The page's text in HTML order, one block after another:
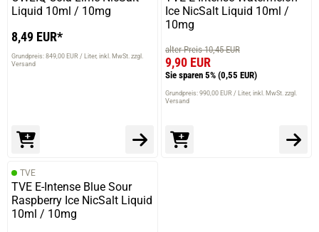
Liquid 10ml / 10mg
8,49 EUR*
Grundpreis: 849,00 EUR / Liter inkl. MwSt. zzgl.
Versand
Ice NicSalt Liquid 10ml /
10mg
alter Preis 10,45 EUR
9,90 EUR
Sie sparen 5% (0,55 EUR)
Grundpreis: 990,00 EUR / Liter inkl. MwSt. zzgl.
Versand
TVE
TVE E-Intense Blue Sour
Raspberry Ice NicSalt Liquid
10ml / 10mg